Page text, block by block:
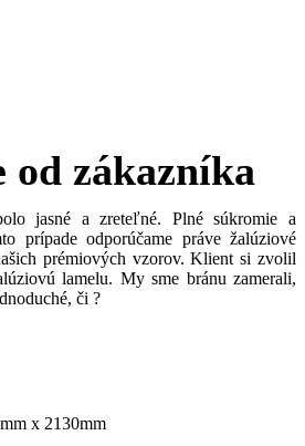
od zákazníka
jasné a zreteľné. Plné súkromie a
prípade odporúčame práve žalúziové
prémiových vzorov. Klient si zvolil
lamelu. My sme bránu zamerali,
či ?
x 2130mm